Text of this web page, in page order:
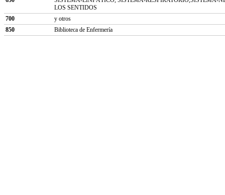
LOS SENTIDOS
700
y otros
850
Biblioteca de Enfermería